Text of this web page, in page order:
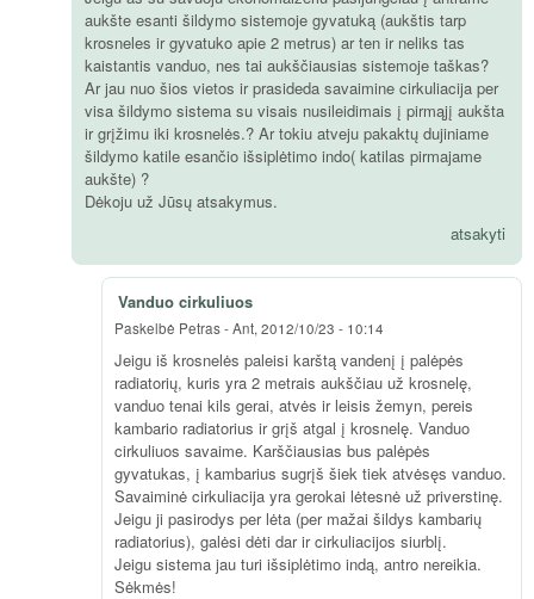
aukšte esanti šildymo sistemoje gyvatuką (aukštis tarp
krosneles ir gyvatuko apie 2 metrus) ar ten ir neliks tas
kaistantis vanduo, nes tai aukščiausias sistemoje taškas?
Ar jau nuo šios vietos ir prasideda savaimine cirkuliacija per
visa šildymo sistema su visais nusileidimais į pirmąjį aukšta
ir grįžimu iki krosnelės.? Ar tokiu atveju pakaktų dujiniame
šildymo katile esančio išsiplėtimo indo( katilas pirmajame
aukšte) ?
Dėkoju už Jūsų atsakymus.
atsakyti
Vanduo cirkuliuos
Paskelbė Petras-Ant, 2012/10/23 - 10:14
Jeigu iš krosnelės paleisi karštą vandenį į palėpės
radiatorių, kuris yra 2 metrais aukščiau už krosnelę,
vanduo tenai kils gerai, atvės ir leisis žemyn, pereis
kambario radiatorius ir grįš atgal į krosnelę. Vanduo
cirkuliuos savaime. Karščiausias bus palėpės
gyvatukas, į kambarius sugrįš šiek tiek atvėsęs vanduo.
Savaiminė cirkuliacija yra gerokai lėtesnė už priverstinę.
Jeigu ji pasirodys per lėta (per mažai šildys kambarių
radiatorius), galėsi dėti dar ir cirkuliacijos siurblį.
Jeigu sistema jau turi išsiplėtimo indą, antro nereikia.
Sėkmės!